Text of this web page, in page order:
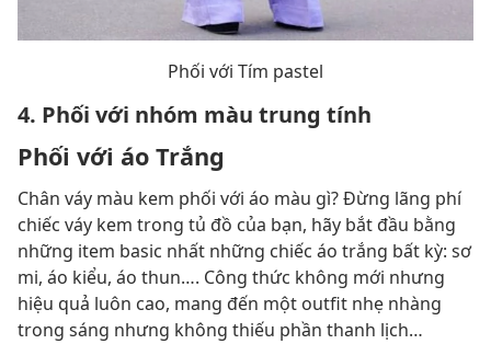
Phối với Tím pastel
4. Phối với nhóm màu trung tính
Phối với áo Trắng
Chân váy màu kem phối với áo màu gì? Đừng lãng phí
chiếc váy kem trong tủ đồ của bạn, hãy bắt đầu bằng
những item basic nhất những chiếc áo trắng bất kỳ: sơ
mi, áo kiểu, áo thun…. Công thức không mới nhưng
hiệu quả luôn cao, mang đến một outfit nhẹ nhàng
trong sáng nhưng không thiếu phần thanh lịch…